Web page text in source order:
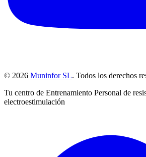
© 2026 Muninfor SL. Todos los derechos
Tu centro de Entrenamiento Personal de
electroestimulación